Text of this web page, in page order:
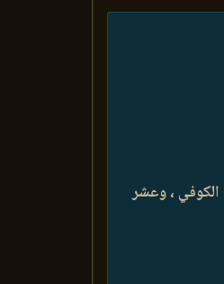
، وعشر